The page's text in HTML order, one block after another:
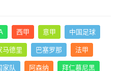
西甲 意甲 中国足球
马德里 巴塞罗那 法甲
家队 阿森纳 拜仁慕尼黑